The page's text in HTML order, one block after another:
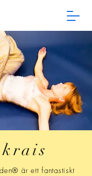
är ett fantastiskt